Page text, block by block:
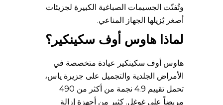
وتُفتّت الجسيمات الصباغية الكبيرة لجزيئات
أصغر يُزيلها الجهاز المناعي.
لماذا هاوس أوف سكينكير؟
هاوس أوف سكينكير عيادة متخصصة في
الأمراض الجلدية والتجميل على جزيرة ياس،
تحمل تقييم 4.9 نجمة من أكثر من 490
مريضاً على غوغل. كثير من أجهزة إزالة